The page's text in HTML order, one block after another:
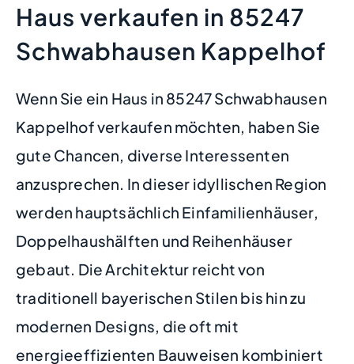
Haus verkaufen in 85247
Schwabhausen Kappelhof
Wenn Sie ein Haus in 85247 Schwabhausen
Kappelhof verkaufen möchten, haben Sie
gute Chancen, diverse Interessenten
anzusprechen. In dieser idyllischen Region
werden hauptsächlich Einfamilienhäuser,
Doppelhaushälften und Reihenhäuser
gebaut. Die Architektur reicht von
traditionell bayerischen Stilen bis hin zu
modernen Designs, die oft mit
energieeffizienten Bauweisen kombiniert